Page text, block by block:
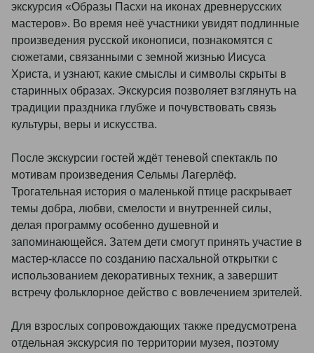
экскурсия «Образы Пасхи на иконах древнерусских
мастеров». Во время неё участники увидят подлинные
произведения русской иконописи, познакомятся с
сюжетами, связанными с земной жизнью Иисуса
Христа, и узнают, какие смыслы и символы скрыты в
старинных образах. Экскурсия позволяет взглянуть на
традиции праздника глубже и почувствовать связь
культуры, веры и искусства.
После экскурсии гостей ждёт теневой спектакль по
мотивам произведения Сельмы Лагерлёф.
Трогательная история о маленькой птице раскрывает
темы добра, любви, смелости и внутренней силы,
делая программу особенно душевной и
запоминающейся. Затем дети смогут принять участие в
мастер-классе по созданию пасхальной открытки с
использованием декоративных техник, а завершит
встречу фольклорное действо с вовлечением зрителей.
Для взрослых сопровождающих также предусмотрена
отдельная экскурсия по территории музея, поэтому